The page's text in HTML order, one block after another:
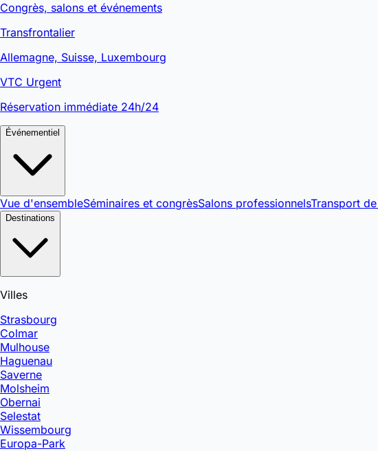
Congrès, salons et événements
Transfrontalier
Allemagne, Suisse, Luxembourg
VTC Urgent
Réservation immédiate 24h/24
Événementiel
Vue d'ensembleSéminaires et congrèsSalons professionnelsTransport
Destinations
Villes
Strasbourg
Colmar
Mulhouse
Haguenau
Saverne
Molsheim
Obernai
Selestat
Wissembourg
Europa-Park